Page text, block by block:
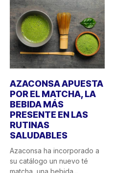
AZACONSA APUESTA
POR EL MATCHA, LA
BEBIDA MÁS
PRESENTE EN LAS
RUTINAS
SALUDABLES
Azaconsa ha incorporado a
su catálogo un nuevo té
matcha, una bebida...